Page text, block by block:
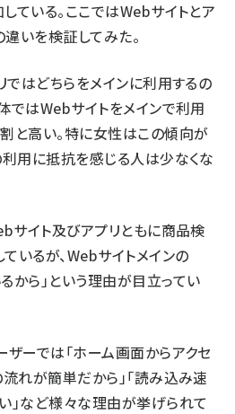
ている。ここではWebサイトとア
いを検証してみた。
ではどちらをメインに利用するの
ではWebサイトをメインで利用
と高い。特に女性はこの傾向が
利用に抵抗を感じる人は少なくな
サイト及びアプリともに商品検
いるが、Webサイトメインの
から」という理由が目立ってい
ザーでは「ホーム画面からアクセ
流れが簡単だから」「読み込み速
」など様々な理由が挙げられて